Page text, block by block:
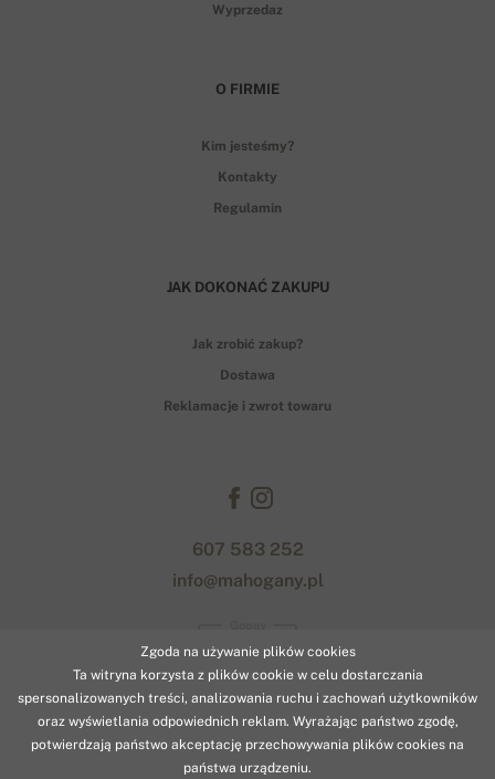
Wyprzedaz
O FIRMIE
Kim jesteśmy?
Kontakty
Regulamin
JAK DOKONAĆ ZAKUPU
Jak zrobić zakup?
Dostawa
Reklamacje i zwrot towaru
607 583 252
info@mahogany.pl
Zgoda na używanie plików cookies
Ta witryna korzysta z plików cookie w celu dostarczania
spersonalizowanych treści, analizowania ruchu i zachowań użytkowników
oraz wyświetlania odpowiednich reklam. Wyrażając państwo zgodę,
potwierdzają państwo akceptację przechowywania plików cookies na
państwa urządzeniu.